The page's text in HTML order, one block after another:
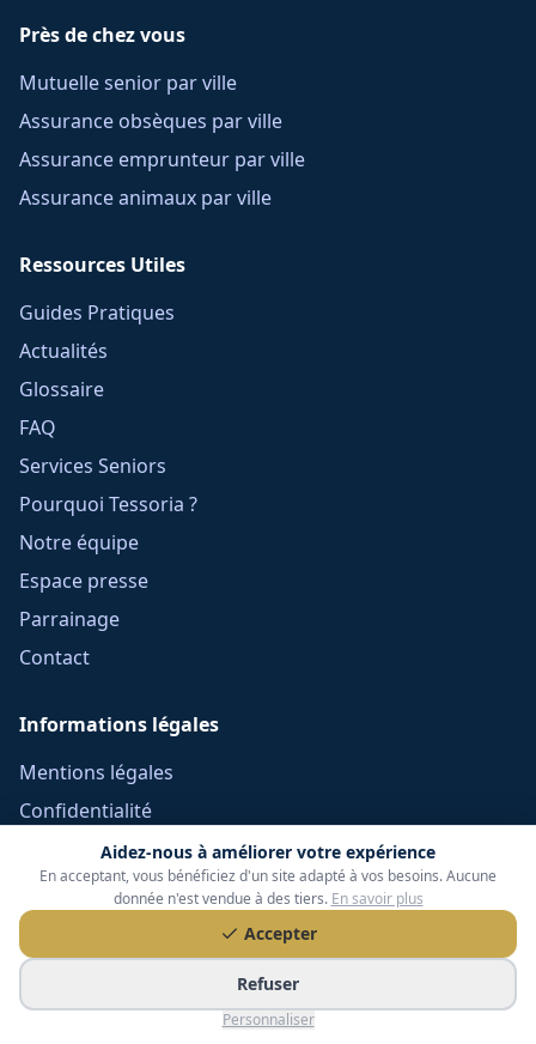
Aidez-nous à améliorer votre expérience
En acceptant, vous bénéficiez d'un site adapté à vos besoins. Aucune
donnée n'est vendue à des tiers. En savoir plus
Accepter
Refuser
Personnaliser
Près de chez vous
Mutuelle senior par ville
Assurance obsèques par ville
Assurance emprunteur par ville
Assurance animaux par ville
Ressources Utiles
Guides Pratiques
Actualités
Glossaire
FAQ
Services Seniors
Pourquoi Tessoria ?
Notre équipe
Espace presse
Parrainage
Contact
Informations légales
Mentions légales
Confidentialité
CGU
Réclamations
CGV Frais Courtage
Méthodologie